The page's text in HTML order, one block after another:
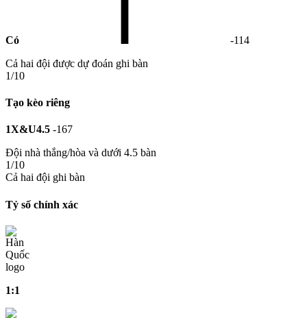
Có
-114
Cả hai đội được dự đoán ghi bàn
1/10
Tạo kèo riêng
1X&U4.5 -167
Đội nhà thắng/hòa và dưới 4.5 bàn
1/10
Cả hai đội ghi bàn
Tỷ số chính xác
1:1